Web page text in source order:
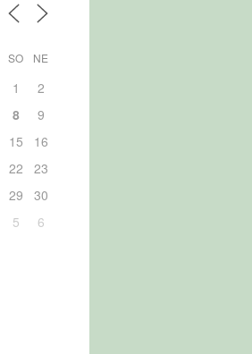
SO NE
1
2
8
9
15
16
22
23
29
30
5 6